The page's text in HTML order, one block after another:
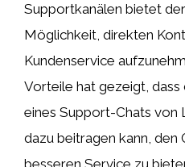
Supportkanälen bietet
Möglichkeit, direkten
Kundenservice
Vorteile hat gezeigt,
eines Support-Chats von
dazu beitragen kann, den
besseren Service zu